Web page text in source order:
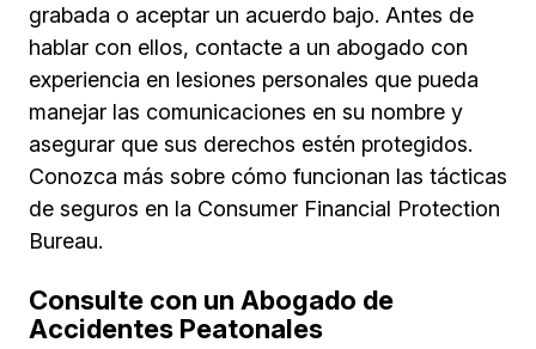
grabada o aceptar un acuerdo bajo. Antes de
hablar con ellos, contacte a un abogado con
experiencia en lesiones personales que pueda
manejar las comunicaciones en su nombre y
asegurar que sus derechos estén protegidos.
Conozca más sobre cómo funcionan las tácticas
de seguros en la Consumer Financial Protection
Bureau.
Consulte con un Abogado de
Accidentes Peatonales